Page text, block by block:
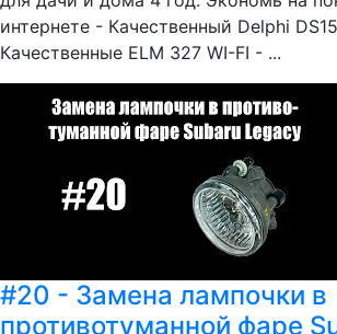
интернете - Качественный Delphi
Качественные ELM 327 WI-FI - ...
#20 - Замена лампочки в
противотуманной фаре